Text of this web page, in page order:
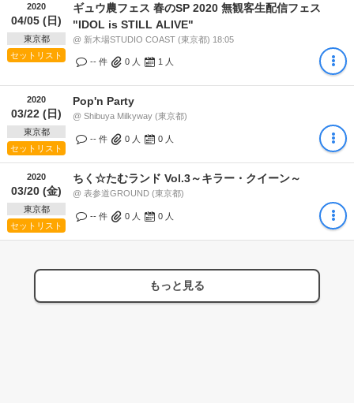
2020
04/05 (日)
東京都
セットリスト
ギュウ農フェス 春のSP 2020 無観客生配信フェス
"IDOL is STILL ALIVE"
@ 新木場STUDIO COAST (東京都) 18:05
-- 件 0 人 1 人
2020
03/22 (日)
東京都
セットリスト
Pop'n Party
@ Shibuya Milkyway (東京都)
-- 件 0 人 0 人
2020
03/20 (金)
東京都
セットリスト
ちく☆たむランド Vol.3～キラー・クイーン～
@ 表参道GROUND (東京都)
-- 件 0 人 0 人
もっと見る